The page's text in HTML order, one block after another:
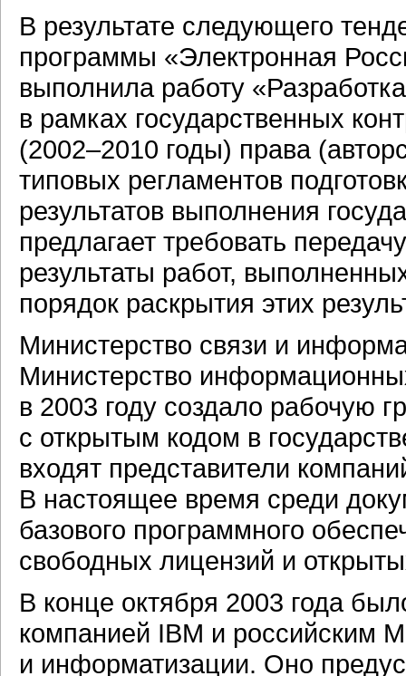
В результате следующего
программы «Электронная
выполнила работу
в рамках государственных
(2002–2010 годы) права
типовых регламентов
результатов выполнения
предлагает требовать
результаты работ,
порядок раскрытия этих
Министерство связи и
Министерство
в 2003 году создало рабочую
с открытым кодом в
входят представители
В настоящее время среди
базового программного
свободных лицензий и
В конце октября 2003 года
компанией IBM и российским
и информатизации. Оно